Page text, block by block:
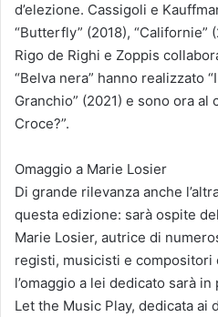
d’elezione. Cassigoli e
“Butterfly” (2018), “Californie”
Rigo de Righi e Zoppis
“Belva nera” hanno realizzato
Granchio” (2021) e sono ora al
Croce?”.
Omaggio a Marie Losier
Di grande rilevanza anche
questa edizione: sarà ospite
Marie Losier, autrice di
registi, musicisti e compositori
l’omaggio a lei dedicato sarà
Let the Music Play, dedicata ai